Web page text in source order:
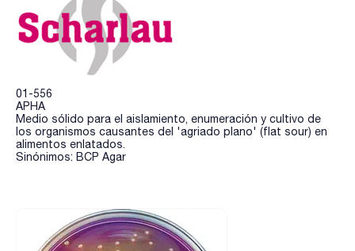
01-556
APHA
Medio sólido para el aislamiento, enumeración y cultivo de
los organismos causantes del 'agriado plano' (flat sour) en
alimentos enlatados.
Sinónimos: BCP Agar